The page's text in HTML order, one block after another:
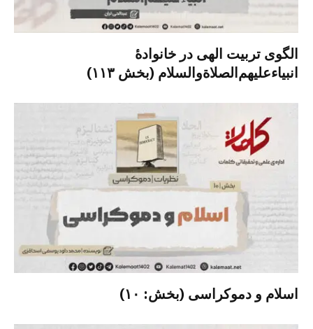
الگوی تربیت الهی در خانوادۀ
انبیاءعلیهم‌الصلاةو‌السلام (بخش ۱۱۳)
اسلام و دموکراسی (بخش: ۱۰)